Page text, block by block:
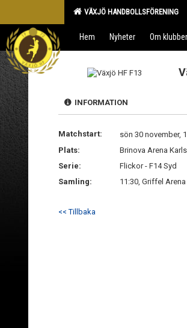
VÄXJÖ HANDBOLLSFÖRENING
Hem Nyheter Om
INFORMATION
Matchstart:
sön 30 november,
Plats:
Brinova Arena
Serie:
Flickor - F14 Syd
Samling:
11:30, Griffel Arena
<< Tillbaka